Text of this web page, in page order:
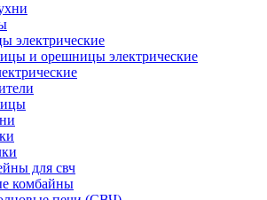
электрические
и орешницы электрические
для свч
комбайны